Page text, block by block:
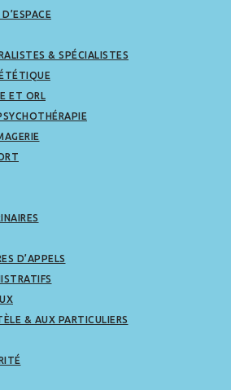
& SPÉCIALISTES
ET ORL
D’APPELS
& AUX PARTICULIERS